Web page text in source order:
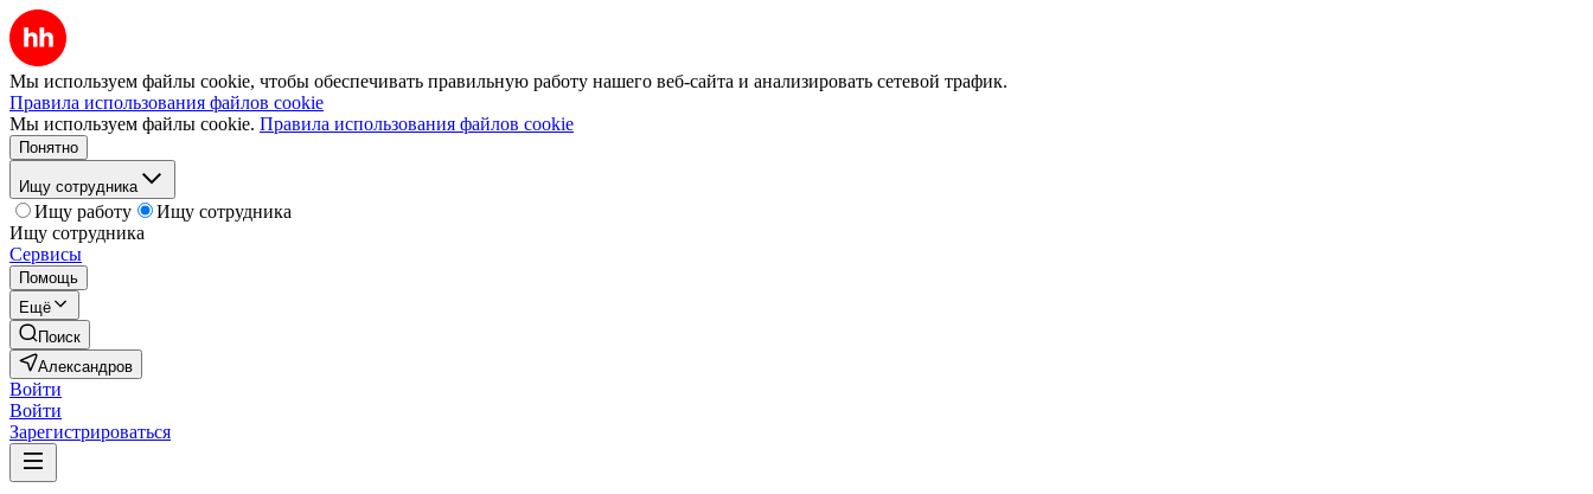
Мы используем файлы cookie, чтобы обеспечивать правильную работу нашего веб-сайта и анализировать сетевой трафик.
Правила использования файлов cookie
Мы используем файлы cookie. Правила использования файлов cookie
Понятно
Ищу сотрудника
Ищу работу
Ищу сотрудника
Ищу сотрудника
Сервисы
Помощь
Ещё
Поиск
Александров
Войти
Войти
Зарегистрироваться